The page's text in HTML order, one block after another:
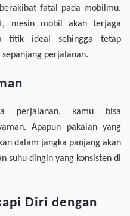
fatal pada mobilmu.
mesin mobil akan terjaga
titik ideal sehingga tetap
perjalanan.
perjalanan, kamu bisa
Apapun pakaian yang
dalam jangka panjang akan
suhu dingin yang konsisten di
Diri dengan